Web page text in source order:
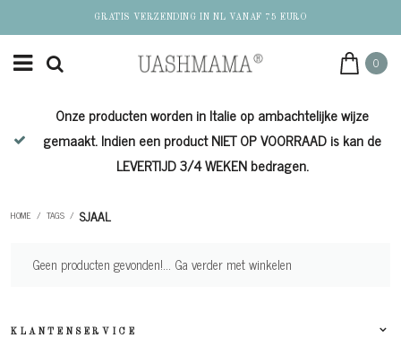
GRATIS VERZENDING IN NL VANAF 75 EURO
0
Onze producten worden in Italie op ambachtelijke wijze
gemaakt. Indien een product NIET OP VOORRAAD is kan de
LEVERTIJD 3/4 WEKEN bedragen.
HOME / TAGS / SJAAL
Geen producten gevonden!... Ga verder met winkelen
KLANTENSERVICE